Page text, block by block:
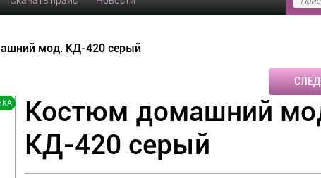
мод. КД-420 серый
Костюм домашний
КД-420 серый